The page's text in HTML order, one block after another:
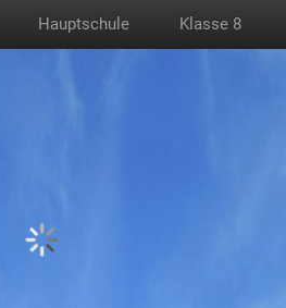
Hauptschule Klasse 8